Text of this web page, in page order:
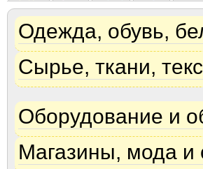
Одежда, обувь,
Сырье, ткани,
Оборудование и
Магазины, мода и